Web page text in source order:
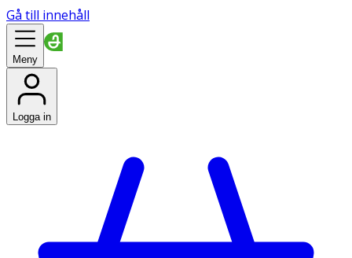
Gå till innehåll
Meny
Logga in